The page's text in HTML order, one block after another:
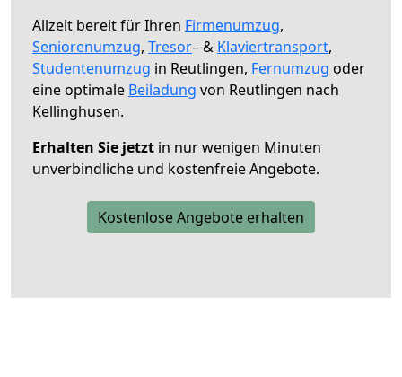
Allzeit bereit für Ihren Firmenumzug,
Seniorenumzug, Tresor– & Klaviertransport,
Studentenumzug in Reutlingen, Fernumzug oder
eine optimale Beiladung von Reutlingen nach
Kellinghusen.
Erhalten Sie jetzt in nur wenigen Minuten
unverbindliche und kostenfreie Angebote.
Kostenlose Angebote erhalten